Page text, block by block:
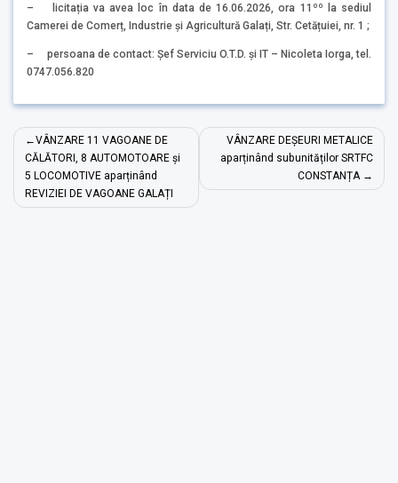
– licitația va avea loc în data de 16.06.2026, ora 11ºº la sediul
Camerei de Comerț, Industrie și Agricultură Galați, Str. Cetățuiei, nr. 1 ;
– persoana de contact: Șef Serviciu O.T.D. și IT – Nicoleta Iorga, tel.
0747.056.820
Navigare
în
articole
VÂNZARE 11 VAGOANE DE
CĂLĂTORI, 8 AUTOMOTOARE și
5 LOCOMOTIVE aparținând
REVIZIEI DE VAGOANE GALAȚI
VÂNZARE DEȘEURI METALICE
aparținând subunităților SRTFC
CONSTANȚA